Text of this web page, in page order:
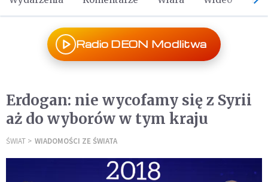
Radio DEON Modlitwa
Erdogan: nie wycofamy się z Syrii
aż do wyborów w tym kraju
ŚWIAT WIADOMOŚCI ZE ŚWIATA